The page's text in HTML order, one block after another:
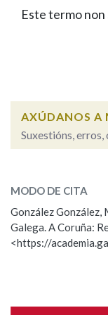
Facebook
TwitterYoutube
BUSCAR NOS
Remata por
BUSCAR NO
Nas definicións
Este termo
AXÚDANOS A
Suxestións, erros,
Observación
Nome
MODO DE CITA
González González,
Galega. A Coruña:
<https://